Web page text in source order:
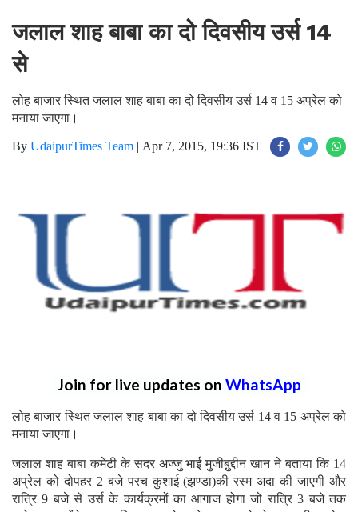
जलाल शाह बाबा का दो दिवसीय उर्स 14
से
लोह बाजार स्थित जलाल शाह बाबा का दो दिवसीय उर्स 14 व 15 अप्रेल को
मनाया जाएगा।
By UdaipurTimes Team | Apr 7, 2015, 19:36 IST
Join for live updates on WhatsApp
लोह बाजार स्थित जलाल शाह बाबा का दो दिवसीय उर्स 14 व 15 अप्रेल को
मनाया जाएगा।
जलाल शाह बाबा कमेटी के सदर अज्जु भाई मुजीबु़द्दीन खान ने बताया कि 14
अप्रेल को दोपहर 2 बजे परच कुशाई (झण्डा)की रस्म अदा की जाएगी और
रात्रि 9 बजे से उर्स के कार्यक्रमों का आगाज होगा जो रात्रि 3 बजे तक